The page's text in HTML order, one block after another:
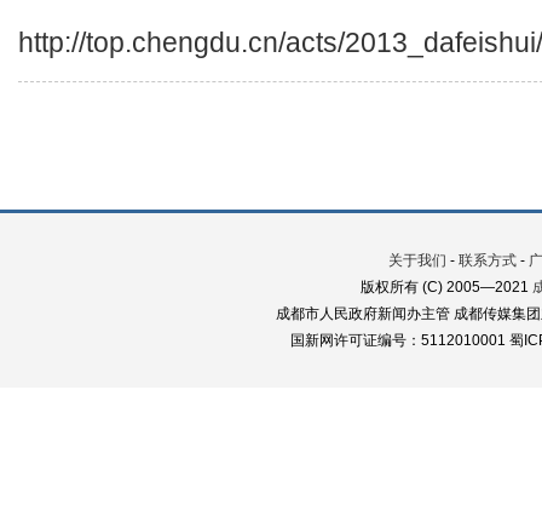
http://top.chengdu.cn/acts/
关于我们 - 联系方式 -
版权所有 (C) 2005—2021
成都市人民政府新闻办主管 成都传媒集
国新网许可证编号：5112010001 蜀